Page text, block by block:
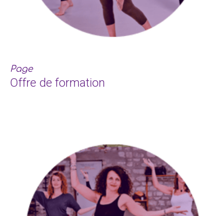
Page
Offre de formation